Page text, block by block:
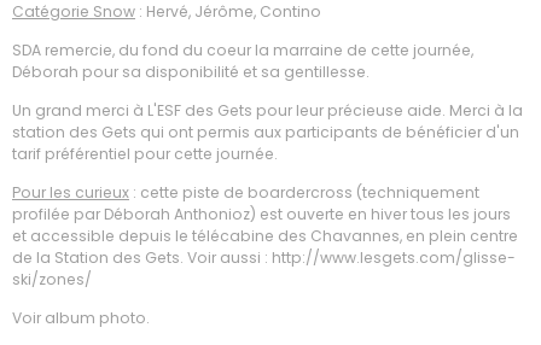
Catégorie Snow : Hervé, Jérôme, Contino
SDA remercie, du fond du coeur la marraine de cette journée,
Déborah pour sa disponibilité et sa gentillesse.
Un grand merci à L'ESF des Gets pour leur précieuse aide. Merci à la
station des Gets qui ont permis aux participants de bénéficier d'un
tarif préférentiel pour cette journée.
Pour les curieux : cette piste de boardercross (techniquement
profilée par Déborah Anthonioz) est ouverte en hiver tous les jours
et accessible depuis le télécabine des Chavannes, en plein centre
de la Station des Gets. Voir aussi : http://www.lesgets.com/glisse-
ski/zones/
Voir album photo.